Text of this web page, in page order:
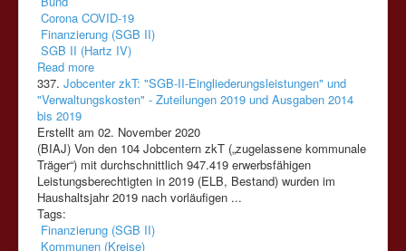
Corona COVID-19
Finanzierung (SGB II)
SGB II (Hartz IV)
Read more
337. Jobcenter zkT: "SGB-II-Eingliederungsleistungen" und
"Verwaltungskosten" - Zuteilungen 2019 und Ausgaben 2014
bis 2019
Erstellt am 02. November 2020
(BIAJ) Von den 104 Jobcentern zkT („zugelassene kommunale
Träger“) mit durchschnittlich 947.419 erwerbsfähigen
Leistungsberechtigten in 2019 (ELB, Bestand) wurden im
Haushaltsjahr 2019 nach vorläufigen ...
Tags:
Finanzierung (SGB II)
Kommunen (Kreise)